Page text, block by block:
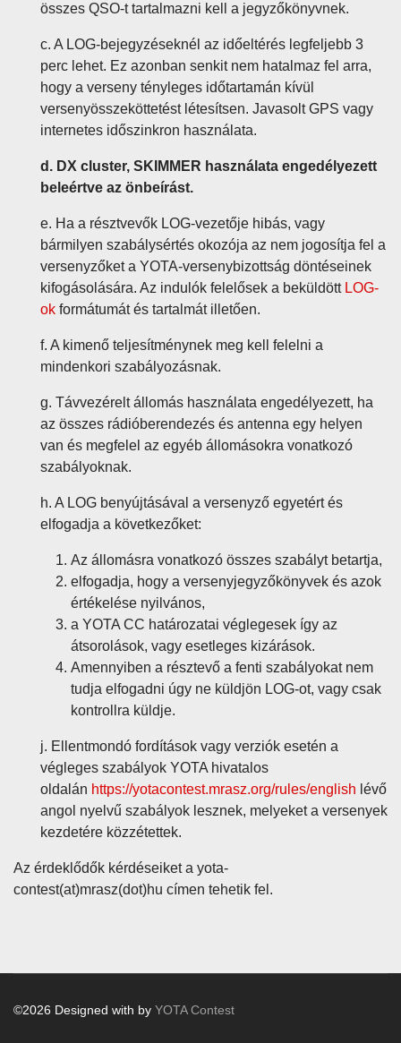
összes QSO-t tartalmazni kell a jegyzőkönyvnek.
c. A LOG-bejegyzéseknél az időeltérés legfeljebb 3
perc lehet. Ez azonban senkit nem hatalmaz fel arra,
hogy a verseny tényleges időtartamán kívül
versenyösszeköttetést létesítsen. Javasolt GPS vagy
internetes időszinkron használata.
d. DX cluster, SKIMMER használata engedélyezett
beleértve az önbeírást.
e. Ha a résztvevők LOG-vezetője hibás, vagy
bármilyen szabálysértés okozója az nem jogosítja fel a
versenyzőket a YOTA-versenybizottság döntéseinek
kifogásolására. Az indulók felelősek a beküldött LOG-
ok formátumát és tartalmát illetően.
f. A kimenő teljesítménynek meg kell felelni a
mindenkori szabályozásnak.
g. Távvezérelt állomás használata engedélyezett, ha
az összes rádióberendezés és antenna egy helyen
van és megfelel az egyéb állomásokra vonatkozó
szabályoknak.
h. A LOG benyújtásával a versenyző egyetért és
elfogadja a következőket:
Az állomásra vonatkozó összes szabályt betartja,
elfogadja, hogy a versenyjegyzőkönyvek és azok
értékelése nyilvános,
a YOTA CC határozatai véglegesek így az
átsorolások, vagy esetleges kizárások.
Amennyiben a résztevő a fenti szabályokat nem
tudja elfogadni úgy ne küldjön LOG-ot, vagy csak
kontrollra küldje.
j. Ellentmondó fordítások vagy verziók esetén a
végleges szabályok YOTA hivatalos
oldalán https://yotacontest.mrasz.org/rules/english lévő
angol nyelvű szabályok lesznek, melyeket a versenyek
kezdetére közzétettek.
Az érdeklődők kérdéseiket a yota-
contest(at)mrasz(dot)hu címen tehetik fel.
©2026 Designed with by YOTA Contest